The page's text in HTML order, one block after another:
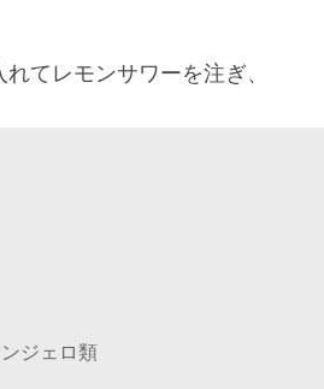
てレモンサワーを注ぎ、
ジェロ類